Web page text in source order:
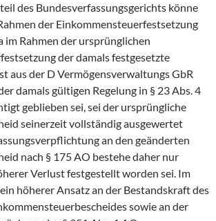
des Bundesverfassungsgerichts könne
der Einkommensteuerfestsetzung
im Rahmen der ursprünglichen
der damals festgesetzte
aus der D Vermögensverwaltungs GbR
damals gültigen Regelung in § 23 Abs. 4
geblieben sei, sei der ursprüngliche
seinerzeit vollständig ausgewertet
an den geänderten
nach § 175 AO bestehe daher nur
Verlust festgestellt worden sei. Im
höherer Ansatz an der Bestandskraft des
sowie an der